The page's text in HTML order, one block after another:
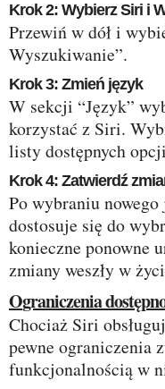
Krok 2: Wybierz Siri i
Przewiń w dół i wybierz opcję “Siri i
Wyszukiwanie”.
Krok 3: Zmień język
W sekcji “Język” wybierz język, w którym chcesz
korzystać z Siri.
listy dostępnych
Krok 4: Zatwierdź
Po wybraniu nowego języka, Siri automatycznie
dostosuje się do
konieczne ponowne
zmiany weszły w
Ograniczenia
Chociaż Siri obsługuje wiele języków, istnieją
pewne ograniczenia
funkcjonalnością w